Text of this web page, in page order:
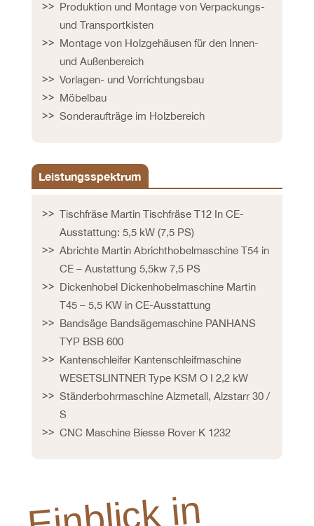
Produktion und Montage von Verpackungs-
und Transportkisten
Montage von Holzgehäusen für den Innen-
und Außenbereich
Vorlagen- und Vorrichtungsbau
Möbelbau
Sonderaufträge im Holzbereich
Leistungsspektrum
Tischfräse Martin Tischfräse T12 In CE-
Ausstattung: 5,5 kW (7,5 PS)
Abrichte Martin Abrichthobelmaschine T54 in
CE – Austattung 5,5kw 7,5 PS
Dickenhobel Dickenhobelmaschine Martin
T45 – 5,5 KW in CE-Ausstattung
Bandsäge Bandsägemaschine PANHANS
TYP BSB 600
Kantenschleifer Kantenschleifmaschine
WESETSLINTNER Type KSM O I 2,2 kW
Ständerbohrmaschine Alzmetall, Alzstarr 30 /
S
CNC Maschine Biesse Rover K 1232